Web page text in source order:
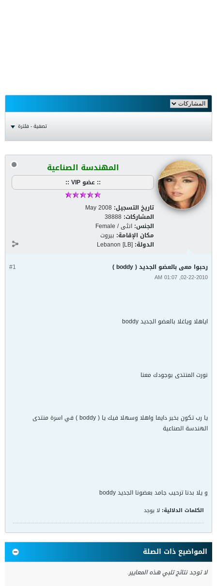
تصفية - فلترة
المهندسة الصناعية
:: عضو VIP ::
تاريخ التسجيل: May 2008
المشاركات: 38888
الجنس: انثى / Female
مكان الإقامة: بيروت
الدولة: Lebanon [LB]
#1 رحبوا معى بالعضو الجديد ( boddy )
02-22-2010, 01:07 AM
اياهلا وياغلا بالعضو الجديد boddy
نورت المنتدى بوجودك معنا
يا رب تكون بخير دايما واهلا وسهلا فيك يا ( boddy ) في اسرة منتدى
الهندسة الصناعية
و يلا بدنا ترحيب جامد بعضونا الجديد boddy
الكلمات الدلالية: لا يوجد
المواضيع ذات الصلة
لا توجد نتائج تلبي هذه المعايير.